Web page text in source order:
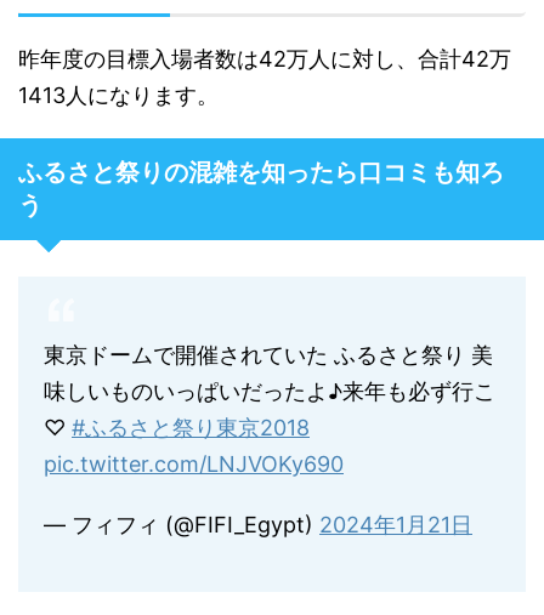
昨年度の目標入場者数は42万人に対し、合計42万
1413人になります。
ふるさと祭りの混雑を知ったら口コミも知ろ
う
東京ドームで開催されていた ふるさと祭り 美
味しいものいっぱいだったよ♪来年も必ず行こ
♡ #ふるさと祭り東京2018
pic.twitter.com/LNJVOKy690
— フィフィ (@FIFI_Egypt) 2024年1月21日